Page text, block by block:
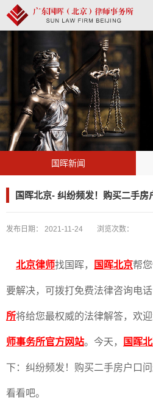
国晖新闻
国晖北京- 纠纷频发！购买二手房
发布日期： 2021-11-24 浏览次数：
北京律师找国晖， 国晖北京帮
要解决，可拨打免费法律咨询电话
所将给您最权威的法律解答，欢
师事务所官方网站。今天， 国晖
下：纠纷频发！购买二手房户口
看看吧。